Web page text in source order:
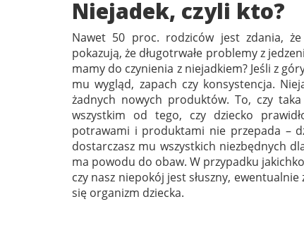
Niejadek, czyli kto?
Nawet 50 proc. rodziców jest zdania,
pokazują, że długotrwałe problemy z
mamy do czynienia z niejadkiem? Jeśli z
mu wygląd, zapach czy konsystencja.
żadnych nowych produktów. To, czy
wszystkim od tego, czy dziecko
potrawami i produktami nie przepada –
dostarczasz mu wszystkich niezbędnych
ma powodu do obaw. W przypadku
czy nasz niepokój jest słuszny,
się organizm dziecka.